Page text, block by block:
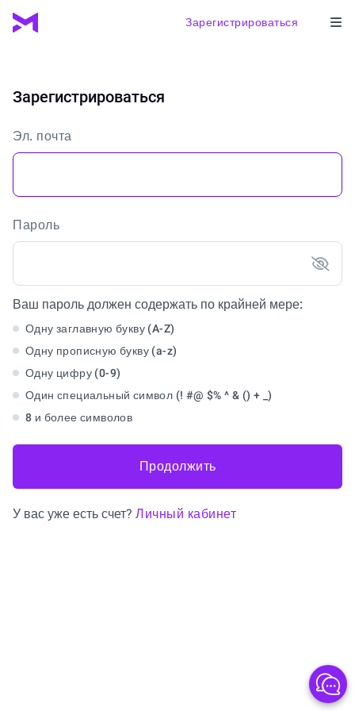
Зарегистрироваться
Зарегистрироваться
Эл. почта
Пароль
Ваш пароль должен содержать по крайней мере:
Одну заглавную букву (A-Z)
Одну прописную букву (a-z)
Одну цифру (0-9)
Один специальный символ (! #@ $% ^ & () + _)
8 и более символов
Продолжить
У вас уже есть счет? Личный кабинет